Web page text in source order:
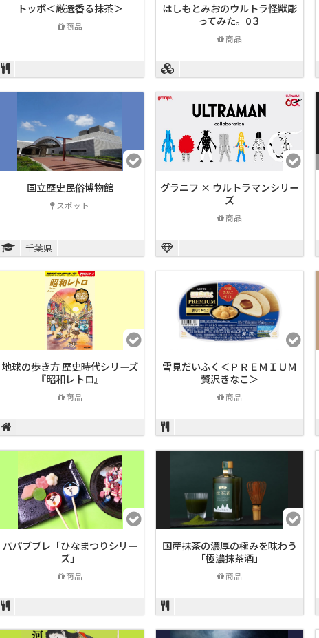
トッポ＜厳選香る抹茶＞
商品
はしもとみおのウルトラ怪獣彫
ってみた。0３
商品
国立歴史民俗博物館
スポット
千葉県
グラニフ × ウルトラマンシリー
ズ
商品
地球の歩き方 歴史時代シリーズ
『昭和レトロ』
商品
雪見だいふく＜ＰＲＥＭＩＵＭ
贅沢きなこ＞
商品
パパブブレ「ひなまつりシリー
ズ」
商品
国産抹茶の濃厚の極みを味わう
「極濃抹茶酒」
商品